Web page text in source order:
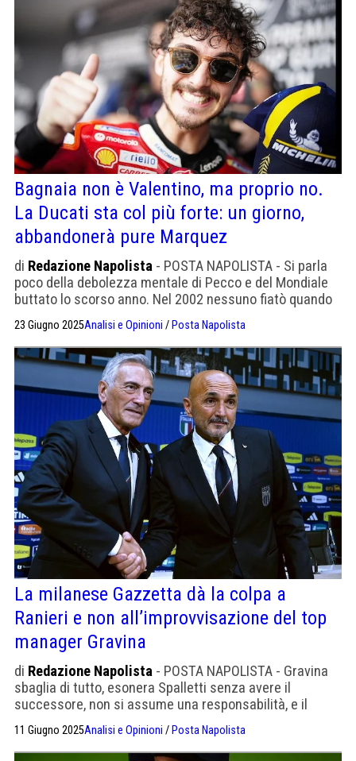
Bagnaia non è Valentino, ma proprio no.
La Ducati sta col più forte: un giorno,
abbandonerà pure Marquez
di Redazione Napolista - POSTA NAPOLISTA - Si parla
poco della debolezza mentale di Pecco e del Mondiale
buttato lo scorso anno. Nel 2002 nessuno fiatò quando
Quartaro
23 Giugno 2025Analisi e Opinioni / Posta Napolista
La milanese Gazzetta dà la colpa a
Ranieri e non all’improvvisazione del top
manager Gravina
di Redazione Napolista - POSTA NAPOLISTA - Gravina
sbaglia di tutto, esonera Spalletti senza avere il
successore, non si assume una responsabilità, e il
11 Giugno 2025Analisi e Opinioni / Posta Napolista